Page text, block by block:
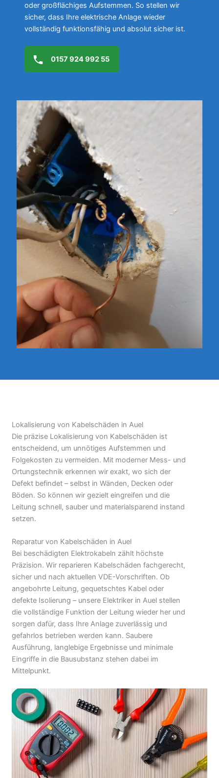
oder großflächiges Aufstemmen. So stellen wir
sicher, dass Ihre elektrische Anlage wieder
vollständig funktionsfähig und absolut sicher ist.
0157 924 992 55
Lokalisierung von Kabelschäden in Auel
Die präzise Lokalisierung von Kabelschäden ist
entscheidend, um unnötiges Aufstemmen und
Folgekosten zu vermeiden. Mit moderner Mess- und
Ortungstechnik erkennen wir exakt, wo sich der
Defekt befindet – selbst in Wänden, Decken oder
Böden. So können wir gezielt eingreifen und die
Leitung schnell, sauber und materialsparend instand
setzen.
Reparatur von Kabelschäden in Auel
Bei beschädigten Elektrokabeln zählt höchste
Präzision. Wir reparieren Kabelschäden fachgerecht,
sicher und nach aktuellen VDE-Vorschriften. Ob
angebohrte Leitung, gequetschtes Kabel oder
defekte Isolierung – unsere Elektriker in Auel stellen
die vollständige Funktion der Leitung wieder her und
sorgen dafür, dass Ihre Anlage zuverlässig und
gefahrlos betrieben werden kann. Saubere
Ausführung, langlebige Ergebnisse und minimale
Eingriffe in die Bausubstanz stehen dabei im
Mittelpunkt.